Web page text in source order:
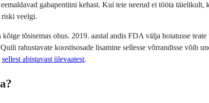
gabapentiini kehast. Kui teie neerud ei tööta
riski veelgi.
tõsisemas ohus. 2019. aastal andis FDA välja hoiatusse
rahustavate koostisosade lisamine sellesse võrrandisse võib
sellest abistavast ülevaatest.